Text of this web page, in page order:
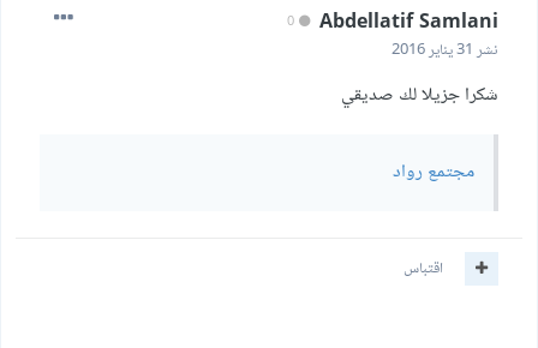
Abdellatif Samlani
نشر 31 يناير 2016
شكرا جزيلا لك صديقي
مجتمع رواد
اقتباس